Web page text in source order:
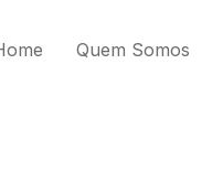
Quem Somos